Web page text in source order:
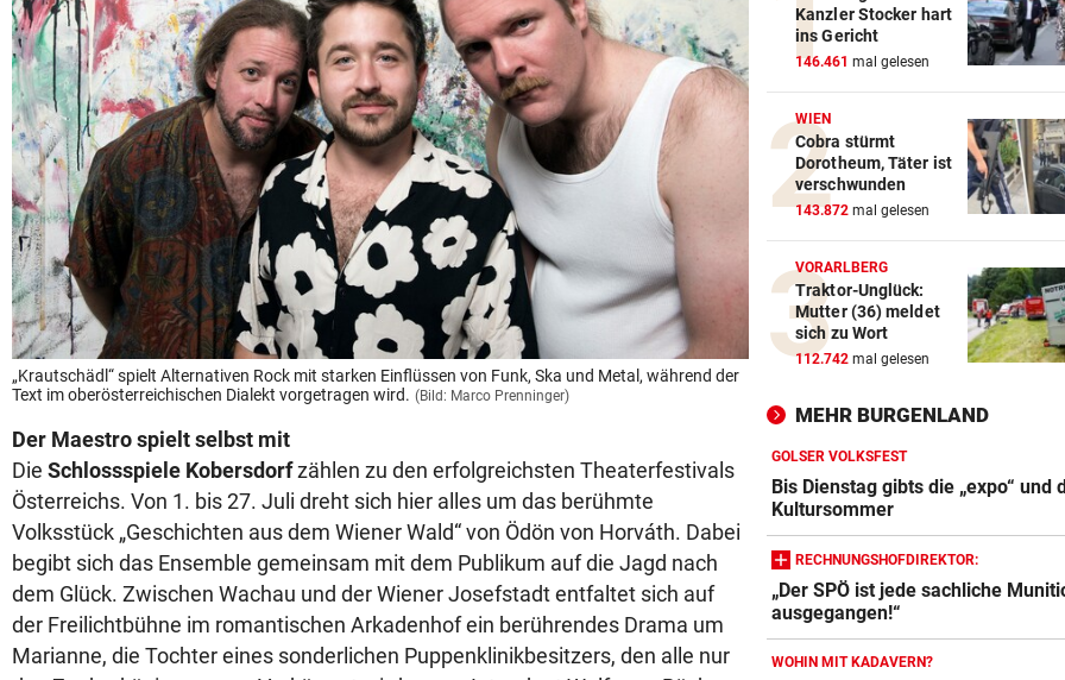
„Krautschädl“ spielt Alternativen Rock mit starken Einflüssen von Funk, Ska und Metal, während der
Text im oberösterreichischen Dialekt vorgetragen wird. (Bild: Marco Prenninger)
Der Maestro spielt selbst mit
Die Schlossspiele Kobersdorfzählen zu den erfolgreichsten Theaterfestivals
Österreichs. Von 1. bis 27. Juli dreht sich hier alles um das berühmte
Volksstück „Geschichten aus dem Wiener Wald“ von Ödön von Horváth. Dabei
begibt sich das Ensemble gemeinsam mit dem Publikum auf die Jagd nach
dem Glück. Zwischen Wachau und der Wiener Josefstadt entfaltet sich auf
der Freilichtbühne im romantischen Arkadenhof ein berührendes Drama um
Marianne, die Tochter eines sonderlichen Puppenklinikbesitzers, den alle nur
Kanzler Stocker hart
ins Gericht
146.461 mal gelesen
WIEN
Cobra stürmt
Dorotheum, Täter ist
verschwunden
143.872 mal gelesen
VORARLBERG
Traktor-Unglück:
Mutter (36) meldet
sich zu Wort
112.742 mal gelesen
MEHR BURGENLAND
GOLSER VOLKSFEST
Bis Dienstag gibts die „expo“ und
Kultursommer
RECHNUNGSHOFDIREKTOR:
„Der SPÖ ist jede sachliche
ausgegangen!“
WOHIN MIT KADAVERN?